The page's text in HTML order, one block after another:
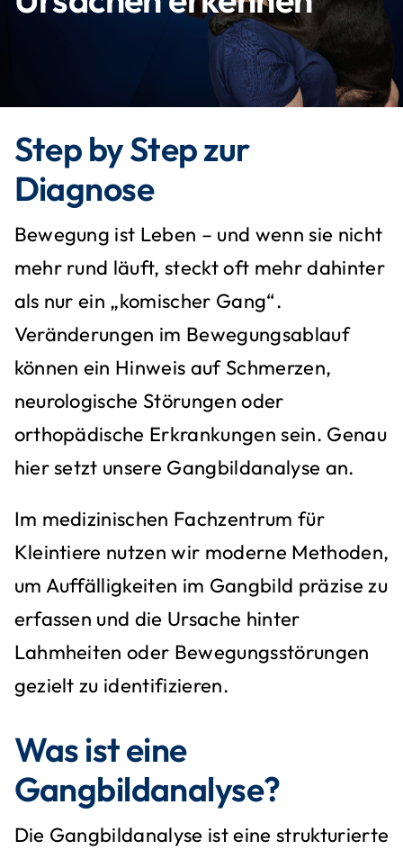
Step by Step zur
Diagnose
Bewegung ist Leben – und wenn sie nicht
mehr rund läuft, steckt oft mehr dahinter
als nur ein „komischer Gang“.
Veränderungen im Bewegungsablauf
können ein Hinweis auf Schmerzen,
neurologische Störungen oder
orthopädische Erkrankungen sein. Genau
hier setzt unsere Gangbildanalyse an.
Im medizinischen Fachzentrum für
Kleintiere nutzen wir moderne Methoden,
um Auffälligkeiten im Gangbild präzise zu
erfassen und die Ursache hinter
Lahmheiten oder Bewegungsstörungen
gezielt zu identifizieren.
Was ist eine
Gangbildanalyse?
Die Gangbildanalyse ist eine strukturierte